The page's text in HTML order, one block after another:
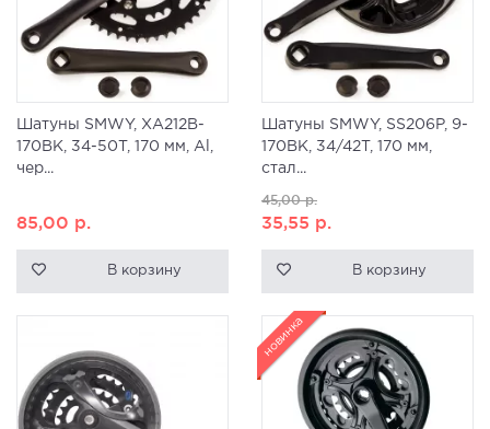
Шатуны SMWY, ХA212B-
170BK, 34-50T, 170 мм, Al,
чер...
85,00 р.
В корзину
Шатуны SMWY, SS206P, 9-
170BK, 34/42T, 170 мм,
стал...
45,00р.
35,55 р.
В корзину
новинка